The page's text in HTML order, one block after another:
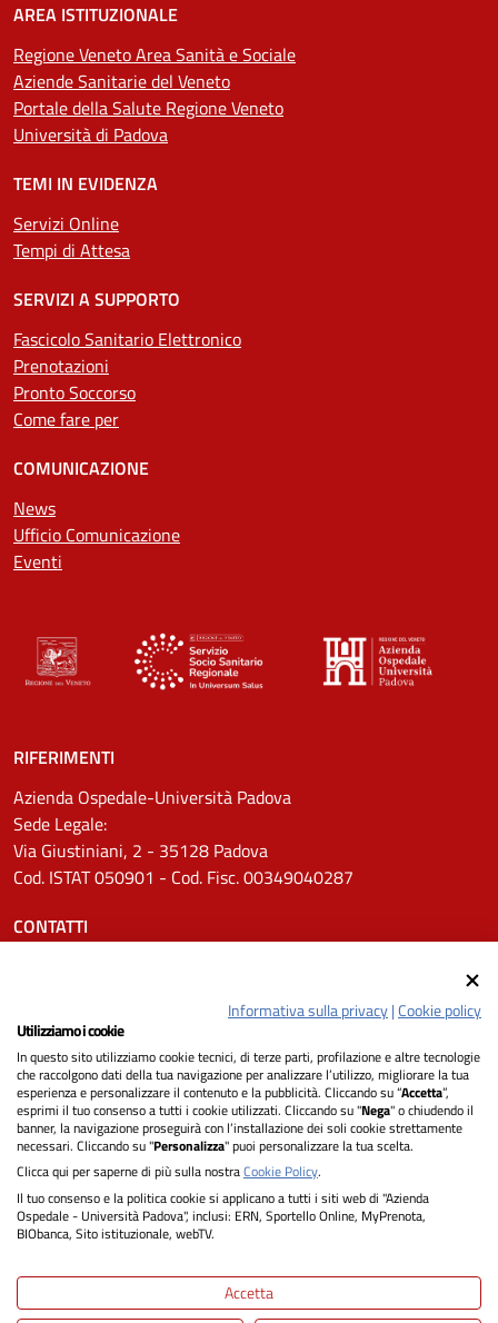
AREA ISTITUZIONALE
Regione Veneto Area Sanità e Sociale
Aziende Sanitarie del Veneto
Portale della Salute Regione Veneto
Università di Padova
TEMI IN EVIDENZA
Servizi Online
Tempi di Attesa
SERVIZI A SUPPORTO
Fascicolo Sanitario Elettronico
Prenotazioni
Pronto Soccorso
Come fare per
COMUNICAZIONE
News
Ufficio Comunicazione
Eventi
RIFERIMENTI
Azienda Ospedale-Università Padova
Sede Legale:
Via Giustiniani, 2 - 35128 Padova
Cod. ISTAT 050901 - Cod. Fisc. 00349040287
CONTATTI
Pec: protocollo.aopd@pecveneto.it
SEGUICI SU
Privacy
Dichiarazione di Accessibilità
Informativa sulla privacy|Cookie policy
Utilizziamo i cookie
In questo sito utilizziamo cookie tecnici, di terze parti, profilazione e altre tecnologie
che raccolgono dati della tua navigazione per analizzare l’utilizzo, migliorare la tua
esperienza e personalizzare il contenuto e la pubblicità. Cliccando su “Accetta”,
esprimi il tuo consenso a tutti i cookie utilizzati. Cliccando su "Nega" o chiudendo il
banner, la navigazione proseguirà con l’installazione dei soli cookie strettamente
necessari. Cliccando su "Personalizza" puoi personalizzare la tua scelta.
Clicca qui per saperne di più sulla nostraCookie Policy.
Il tuo consenso e la politica cookie si applicano a tutti i siti web di "Azienda
Ospedale - Università Padova", inclusi: ERN, Sportello Online, MyPrenota,
BIObanca, Sito istituzionale, webTV.
Accetta